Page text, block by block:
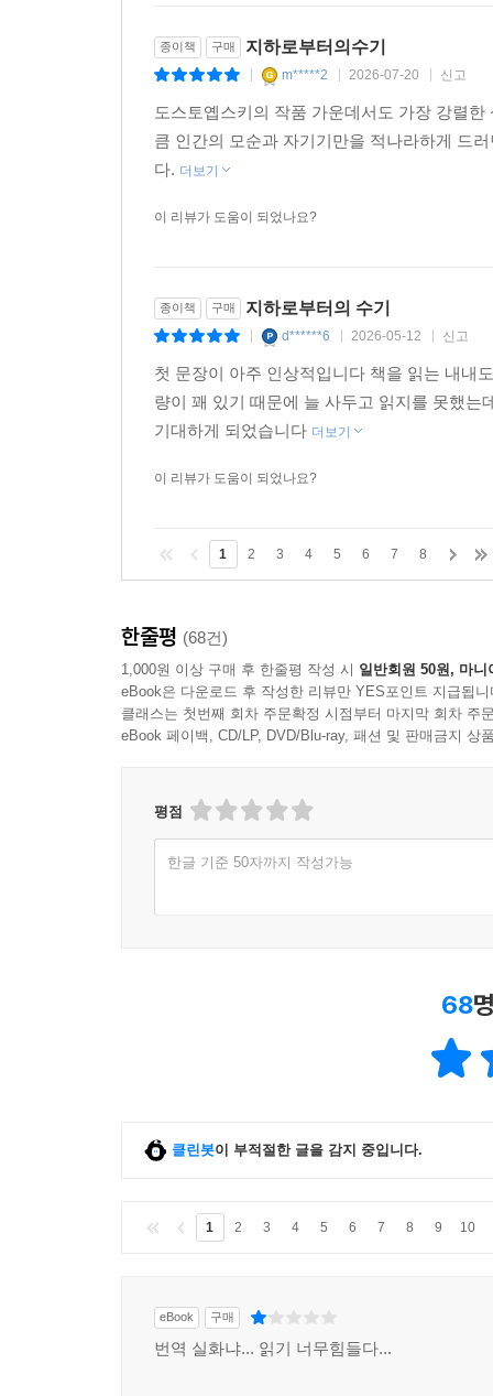
종이책 구매 지하로부터의수기
m*****2 2026-07-20 신고
도스토옙스키의 작품 가운데서도 가장 강렬
큼 인간의 모순과 자기기만을 적나라하게 드
다. 더보기
이 리뷰가 도움이 되었나요?
종이책 구매 지하로부터의 수기
d******6 2026-05-12 신고
첫 문장이 아주 인상적입니다 책을 읽는 내내
량이 꽤 있기 때문에 늘 사두고 읽지를 못했
기대하게 되었습니다 더보기
이 리뷰가 도움이 되었나요?
1 2 3 4 5 6 7 8
한줄평 (68건)
1,000원 이상 구매 후 한줄평 작성 시 일반회원 50원, 마니
eBook은 다운로드 후 작성한 리뷰만 YES포인트 지급됩니
클래스는 첫번째 회차 주문확정 시점부터 마지막 회차 주
eBook 페이백, CD/LP, DVD/Blu-ray, 패션 및 판매금지 상
평점
한글 기준 50자까지 작성가능
68
클린봇이 부적절한 글을 감지 중입니다.
1 2 3 4 5 6 7 8 9 10
eBook 구매
번역 실화냐... 읽기 너무힘들다...